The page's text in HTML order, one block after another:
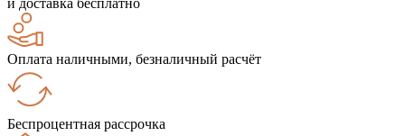
Оплата наличными, безналичный расчёт
Беспроцентная рассрочка